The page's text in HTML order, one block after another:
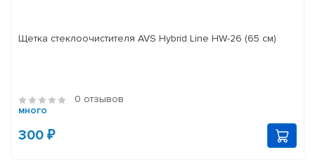
Щетка стеклоочистителя AVS Hybrid Line HW-26 (65 см)
0 отзывов
много
300 ₽